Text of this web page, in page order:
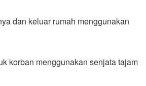
dan keluar rumah menggunakan
korban menggunakan senjata tajam